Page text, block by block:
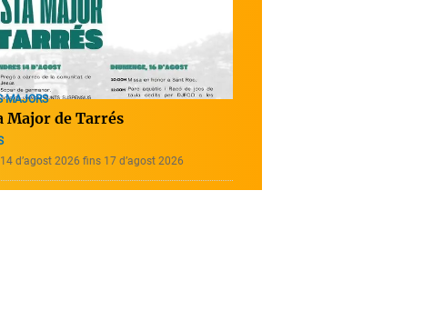
MAJORS
Major de Tarrés
d’agost 2026 fins 17 d’agost 2026